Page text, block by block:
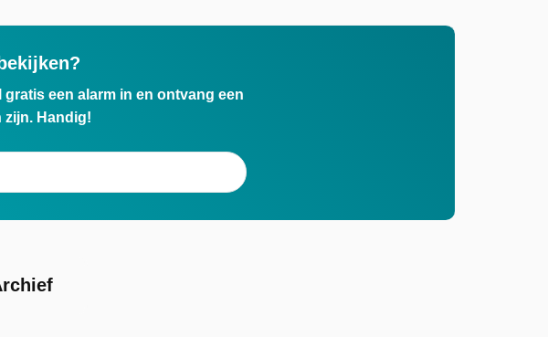
een alarm in en ontvang een
zijn. Handig!